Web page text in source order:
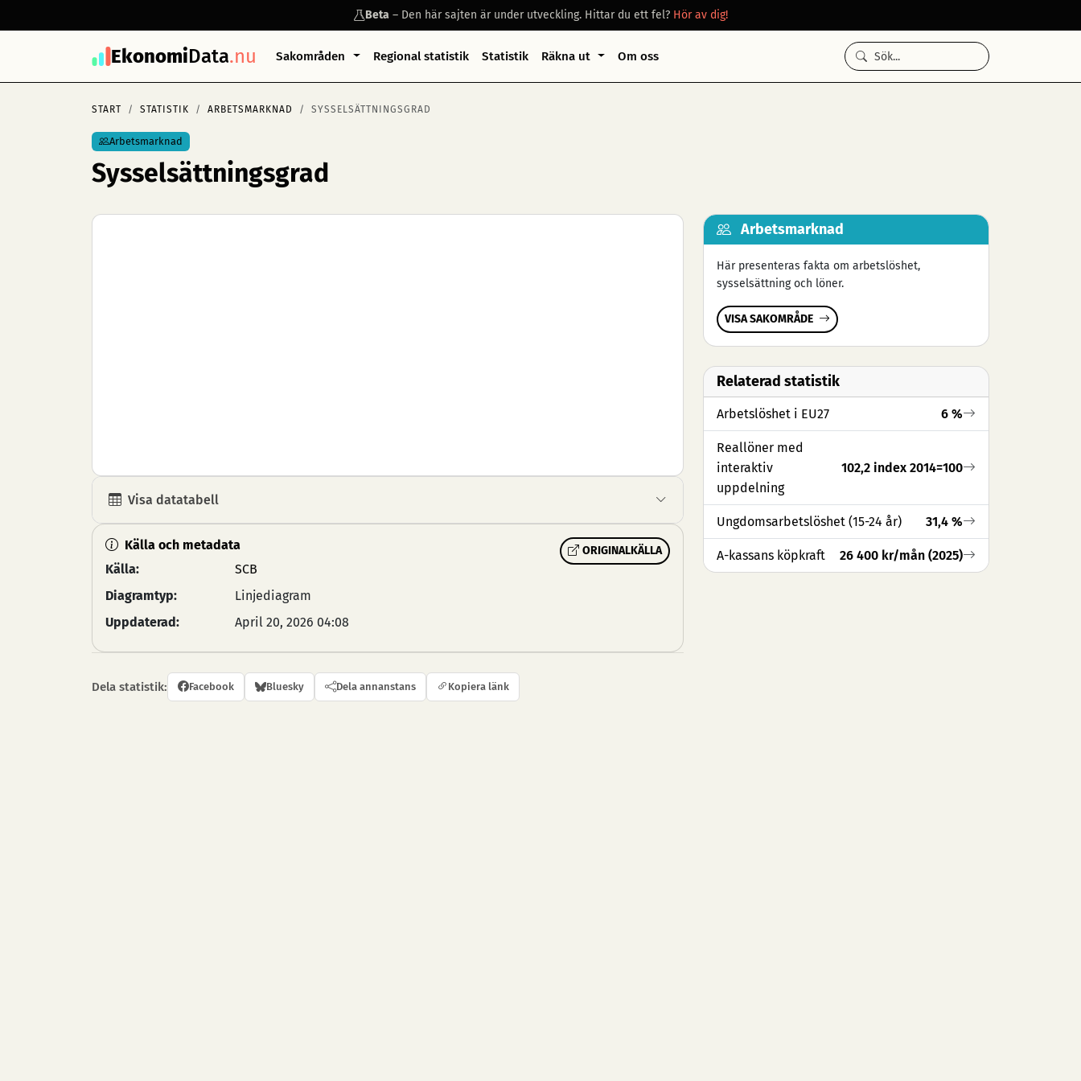
Beta– Den här sajten är under utveckling. Hittar du ett fel? Hör av dig!
EkonomiData.nu Sakområden Regional statistik Statistik Räkna ut Om oss
START STATISTIK ARBETSMARKNAD SYSSELSÄTTNINGSGRAD
Arbetsmarknad
Sysselsättningsgrad
Visa datatabell
Källa och metadata
Källa:
SCB
Diagramtyp:
Linjediagram
Uppdaterad:
April 20, 2026 04:08
ORIGINALKÄLLA
Dela statistik: Facebook Bluesky Dela annanstans Kopiera länk
Arbetsmarknad
Här presenteras fakta om arbetslöshet,
sysselsättning och löner.
VISA SAKOMRÅDE
Relaterad statistik
Arbetslöshet i EU27 6 %
Reallöner med
interaktiv
uppdelning
102,2 index 2014=100
Ungdomsarbetslöshet (15-24 år) 31,4 %
A-kassans köpkraft 26 400 kr/mån (2025)